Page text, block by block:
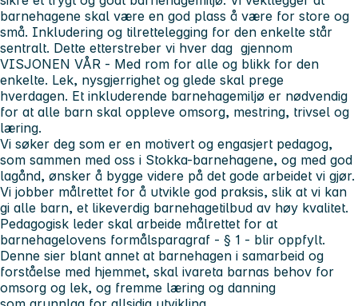
barnehagene skal være en god plass å være for store og
små. Inkludering og tilrettelegging for den enkelte står
sentralt. Dette etterstreber vi hver dag gjennom
VISJONEN VÅR - Med rom for alle og blikk for den
enkelte. Lek, nysgjerrighet og glede skal prege
hverdagen. Et inkluderende barnehagemiljø er nødvendig
for at alle barn skal oppleve omsorg, mestring, trivsel og
læring.
Vi søker deg som er en motivert og engasjert pedagog,
som sammen med oss i Stokka-barnehagene, og med god
lagånd, ønsker å bygge videre på det gode arbeidet vi gjør.
Vi jobber målrettet for å utvikle god praksis, slik at vi kan
gi alle barn, et likeverdig barnehagetilbud av høy kvalitet.
Pedagogisk leder skal arbeide målrettet for at
barnehagelovens formålsparagraf - § 1 - blir oppfylt.
Denne sier blant annet at barnehagen i samarbeid og
forståelse med hjemmet, skal ivareta barnas behov for
omsorg og lek, og fremme læring og danning